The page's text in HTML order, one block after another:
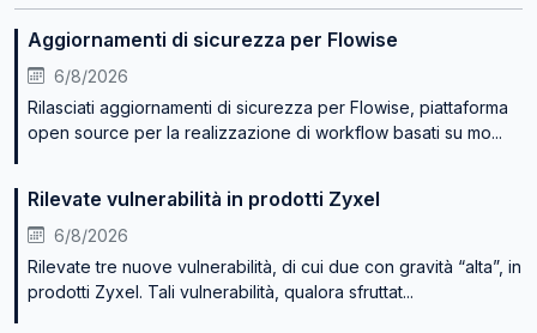
Aggiornamenti di sicurezza per Flowise
6/8/2026
Rilasciati aggiornamenti di sicurezza per Flowise, piattaforma
open source per la realizzazione di workflow basati su mo...
Rilevate vulnerabilità in prodotti Zyxel
6/8/2026
Rilevate tre nuove vulnerabilità, di cui due con gravità “alta”, in
prodotti Zyxel. Tali vulnerabilità, qualora sfruttat...